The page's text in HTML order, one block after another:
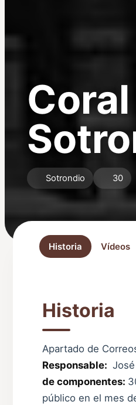
Sotrondio 30
Historia Vídeos
Historia
Apartado de
Responsable:
de componentes:
público en el mes